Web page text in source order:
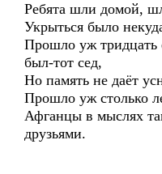
Ребята шли домой,
Укрыться было
Прошло уж тридцать
был-тот сед,
Но память не даёт
Прошло уж столько
Афганцы в мыслях
друзьями.